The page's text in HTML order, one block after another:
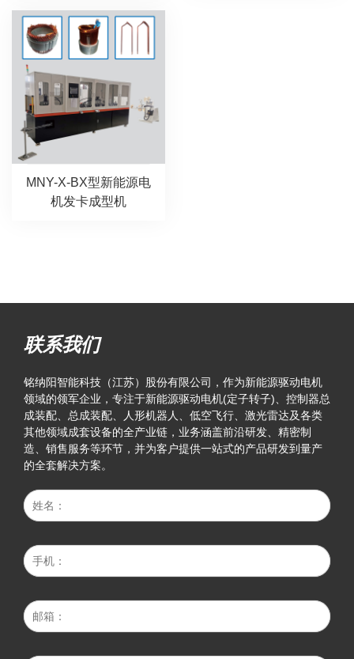
MNY-X-BX型新能源电
机发卡成型机
联系我们
铭纳阳智能科技（江苏）股份有限公司，作为新能源驱动电机
领域的领军企业，专注于新能源驱动电机(定子转子)、控制器总
成装配、总成装配、人形机器人、低空飞行、激光雷达及各类
其他领域成套设备的全产业链，业务涵盖前沿研发、精密制
造、销售服务等环节，并为客户提供一站式的产品研发到量产
的全套解决方案。